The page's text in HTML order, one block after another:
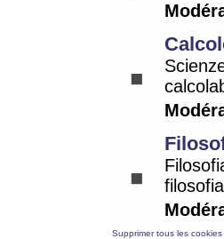
Supprimer tous les